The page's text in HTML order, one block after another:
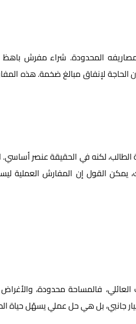
المحدودة. شراء مفرش باهظ
الحاجة لإنفاق مبالغ ضخمة. هذه
لكنه في الحقيقة عنصر أساسي.
يمكن القول إن المفارش
فالمساحة محدودة،
جانبي، بل هي حل عملي يسهّل حياة